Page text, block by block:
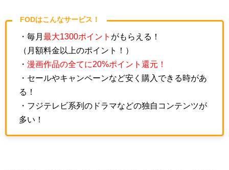
FODはこんなサービス！
・毎月 最大1300ポイント がもらえる！
（月額料金以上のポイント！）
・ 漫画作品の全てに20%ポイント還元！
・セールやキャンペーンなど安く購入できる時があ
る！
・フジテレビ系列のドラマなどの独自コンテンツが
多い！